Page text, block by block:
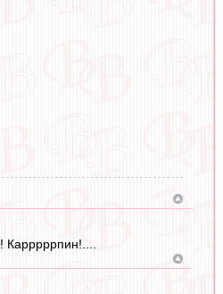
Карррррпин!....